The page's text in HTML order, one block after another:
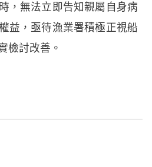
，無法立即告知親屬自身病
益，亟待漁業署積極正視船
檢討改善。